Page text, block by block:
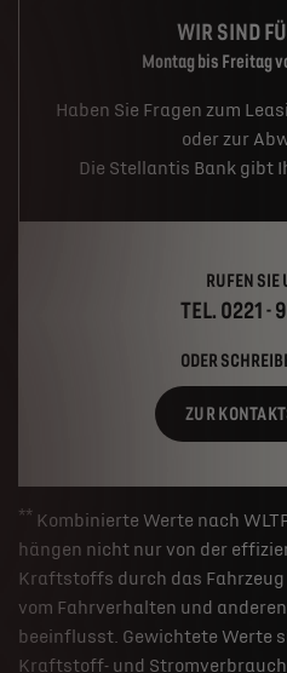
WIR SIND
Montag bis Freitag
Haben Sie Fragen zum
oder zur
Die Stellantis Bank gibt
RUFEN SIE
TEL. 0221 -
ODER
ZUR
** Kombinierte Werte nach
hängen nicht nur von der
Kraftstoffs durch das
vom Fahrverhalten und
beeinflusst. Gewichtete Werte
Kraftstoff- und